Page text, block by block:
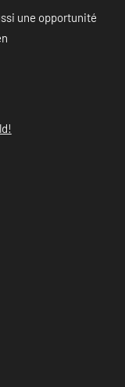
une opportunité